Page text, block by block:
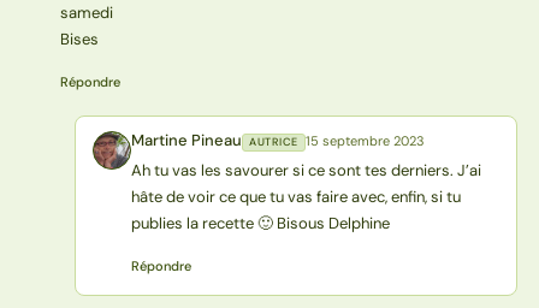
samedi
Bises
Répondre
MP Martine Pineau AUTRICE 15 septembre 2023
Ah tu vas les savourer si ce sont tes derniers. J’ai
hâte de voir ce que tu vas faire avec, enfin, si tu
publies la recette 🙂 Bisous Delphine
Répondre